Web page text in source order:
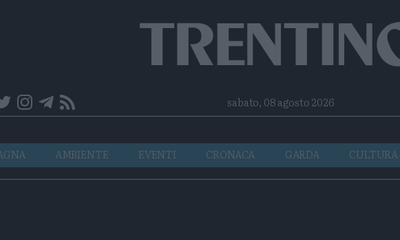
Telegram
RSSsabato, 08 agosto 2026
AMBIENTE EVENTI CRONACA GARDA CULTURA